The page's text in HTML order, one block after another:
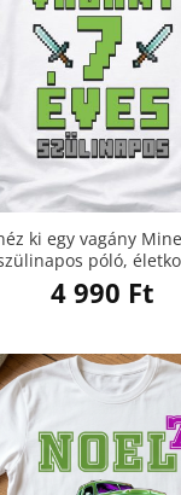
ki egy vagány
póló,
4 990 Ft